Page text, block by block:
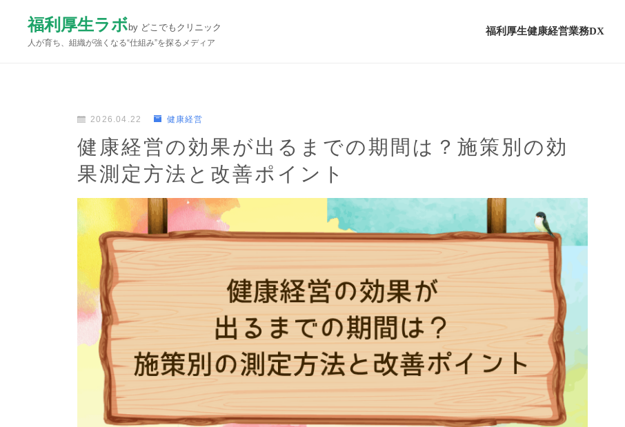
福利厚生ラボ by どこでもクリニック
人が育ち、組織が強くなる“仕組み”を探るメディア
福利厚生健康経営業務DX
2026.04.22 健康経営
健康経営の効果が出るまでの期間は？施策別の効
果測定方法と改善ポイント